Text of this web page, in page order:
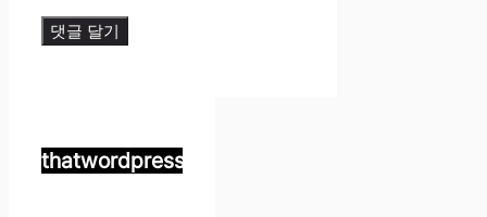
thatwordpress